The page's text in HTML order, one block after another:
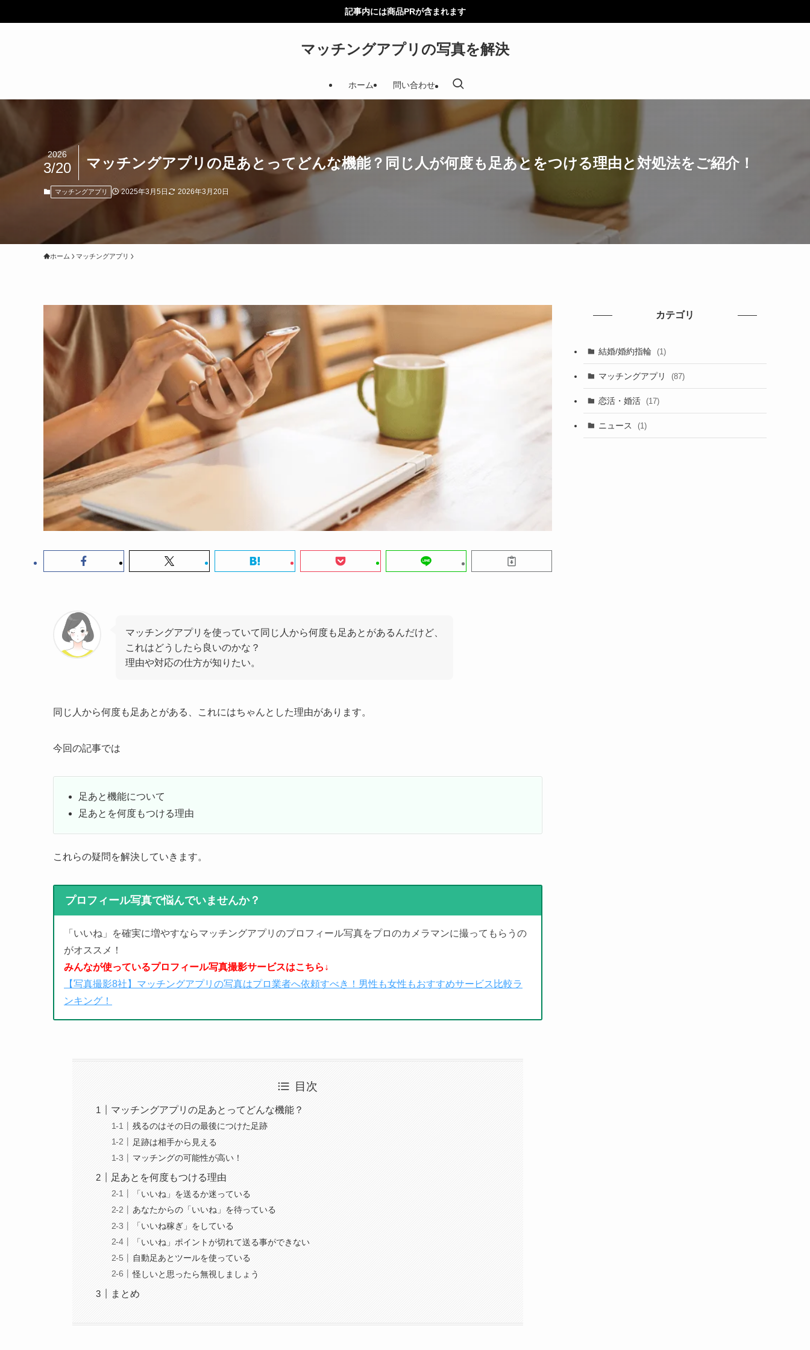
記事内には商品PRが含まれます
マッチングアプリの写真を解決
ホーム 問い合わせ
マッチングアプリの足あとってどんな機能？同じ人が何度も足あとをつける理由と対処法をご紹介！
2026
3/20
マッチングアプリ 2025年3月5日 2026年3月20日
ホーム マッチングアプリ
マッチングアプリを使っていて同じ人から何度も足あとがあるんだけど、
これはどうしたら良いのかな？
理由や対応の仕方が知りたい。
同じ人から何度も足あとがある、これにはちゃんとした理由があります。
今回の記事では
足あと機能について
足あとを何度もつける理由
これらの疑問を解決していきます。
プロフィール写真で悩んでいませんか？
「いいね」を確実に増やすならマッチングアプリのプロフィール写真をプロのカメラマンに撮ってもらうの
がオススメ！
みんなが使っているプロフィール写真撮影サービスはこちら↓
【写真撮影8社】マッチングアプリの写真はプロ業者へ依頼すべき！男性も女性もおすすめサービス比較ラ
ンキング！
目次
マッチングアプリの足あとってどんな機能？
残るのはその日の最後につけた足跡
足跡は相手から見える
マッチングの可能性が高い！
足あとを何度もつける理由
「いいね」を送るか迷っている
あなたからの「いいね」を待っている
「いいね稼ぎ」をしている
「いいね」ポイントが切れて送る事ができない
自動足あとツールを使っている
怪しいと思ったら無視しましょう
まとめ
カテゴリ
結婚/婚約指輪 (1)
マッチングアプリ (87)
恋活・婚活 (17)
ニュース (1)